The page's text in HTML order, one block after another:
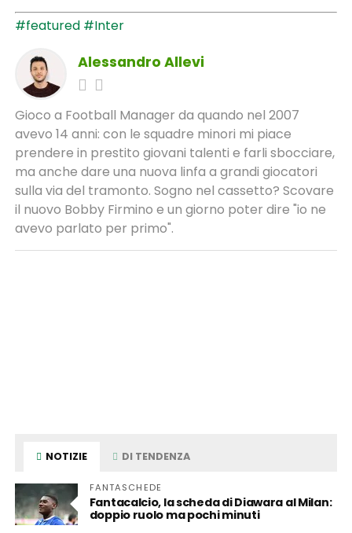
#featured #Inter
Alessandro Allevi
Gioco a Football Manager da quando nel 2007
avevo 14 anni: con le squadre minori mi piace
prendere in prestito giovani talenti e farli sbocciare,
ma anche dare una nuova linfa a grandi giocatori
sulla via del tramonto. Sogno nel cassetto? Scovare
il nuovo Bobby Firmino e un giorno poter dire "io ne
avevo parlato per primo".
NOTIZIE DI TENDENZA
FANTASCHEDE
Fantacalcio, la scheda di Diawara al Milan:
doppio ruolo ma pochi minuti